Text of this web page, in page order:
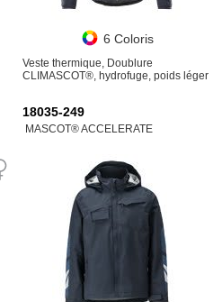
6 Coloris
Veste thermique, Doublure
CLIMASCOT®, hydrofuge, poids léger
18035-249
MASCOT® ACCELERATE